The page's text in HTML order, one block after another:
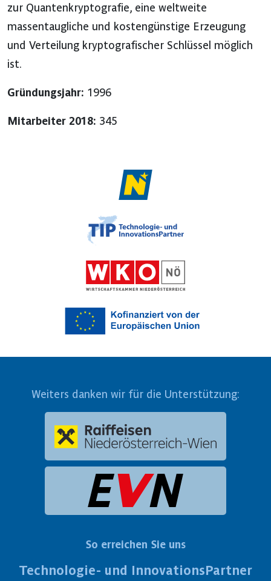
zur Quantenkryptografie, eine weltweite
massentaugliche und kostengünstige Erzeugung
und Verteilung kryptografischer Schlüssel möglich
ist.
Gründungsjahr: 1996
Mitarbeiter 2018: 345
Weiters danken wir für die Unterstützung:
So erreichen Sie uns
Technologie- und InnovationsPartner